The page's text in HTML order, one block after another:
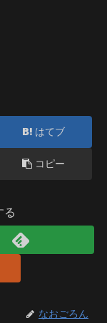
はてブ
コピー
る
なおごろん